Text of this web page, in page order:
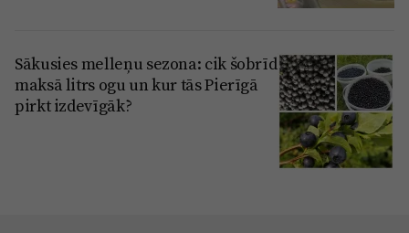
Sākusies melleņu sezona: cik šobrīd
maksā litrs ogu un kur tās Pierīgā
pirkt izdevīgāk?